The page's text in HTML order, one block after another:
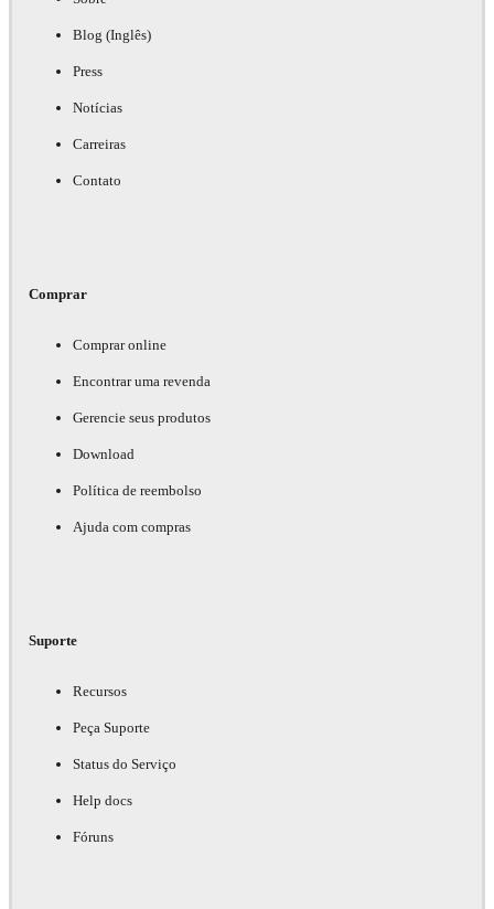
Blog (Inglês)
Press
Notícias
Carreiras
Contato
Comprar
Comprar online
Encontrar uma revenda
Gerencie seus produtos
Download
Política de reembolso
Ajuda com compras
Suporte
Recursos
Peça Suporte
Status do Serviço
Help docs
Fóruns